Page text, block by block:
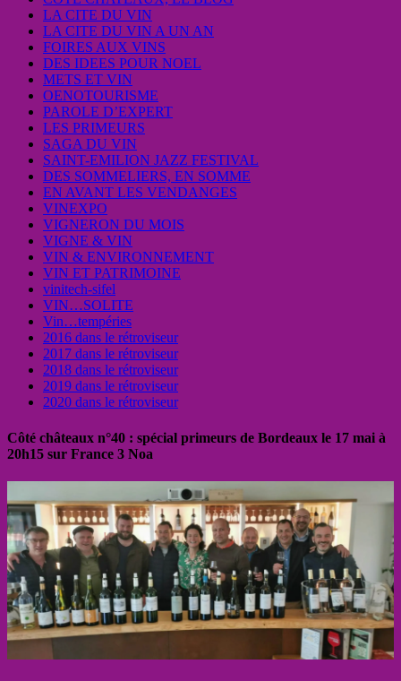
LA CITE DU VIN
LA CITE DU VIN A UN AN
FOIRES AUX VINS
DES IDEES POUR NOEL
METS ET VIN
OENOTOURISME
PAROLE D’EXPERT
LES PRIMEURS
SAGA DU VIN
SAINT-EMILION JAZZ FESTIVAL
DES SOMMELIERS, EN SOMME
EN AVANT LES VENDANGES
VINEXPO
VIGNERON DU MOIS
VIGNE & VIN
VIN & ENVIRONNEMENT
VIN ET PATRIMOINE
vinitech-sifel
VIN…SOLITE
Vin…tempéries
2016 dans le rétroviseur
2017 dans le rétroviseur
2018 dans le rétroviseur
2019 dans le rétroviseur
2020 dans le rétroviseur
Côté châteaux n°40 : spécial primeurs de Bordeaux le 17 mai à
20h15 sur France 3 Noa